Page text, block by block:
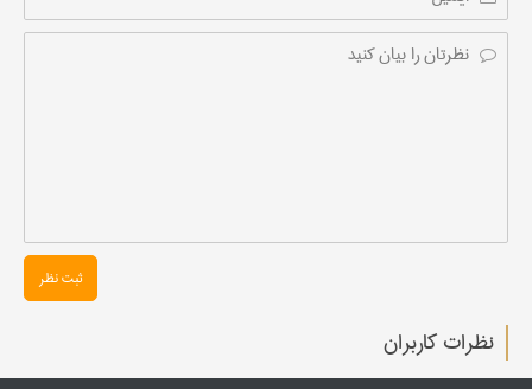
ثبت نظر
نظرات کاربران